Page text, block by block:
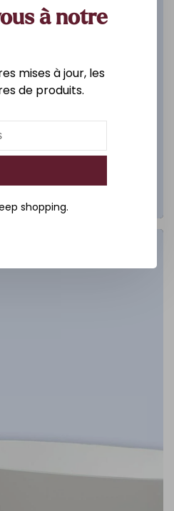
à notre
mises à jour, les
de produits.
shopping.